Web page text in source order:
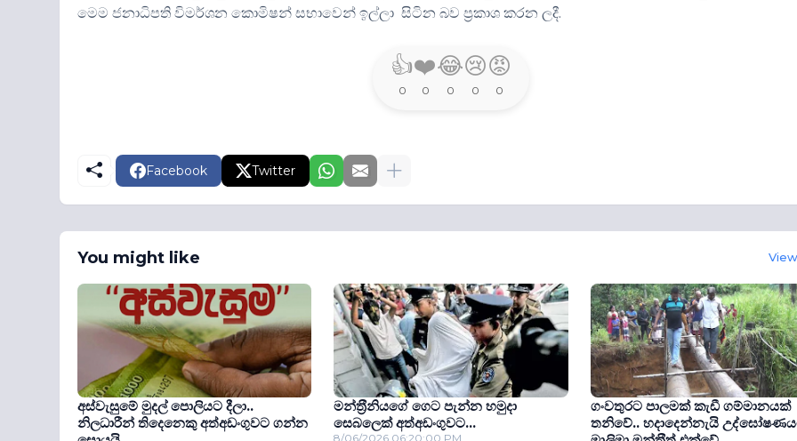
මෙම ජනාධිපති විමර්ශන කොමිෂන් සභාවෙන් ඉල්ලා සිටින බව ප්‍රකාශ කරන ලදී.
👍
0
❤️
0
😂
0
😢
0
😡
0
Facebook Twitter
You might like
අස්වැසුමේ මුදල් පොලියට දීලා..
නිලධාරීන් තිදෙනෙකු අත්අඩංගුවට ගන්න
මන්ත‍්‍රීනියගේ ගෙට පැන්න හමුදා
සෙබලෙක් අත්අඩංගුවට...
8/06/2026 06:20:00 PM
ගංවතුරට පාලමක් කැඩී ගම්මානයක්
තනිවේ.. හදාදෙන්නැයි